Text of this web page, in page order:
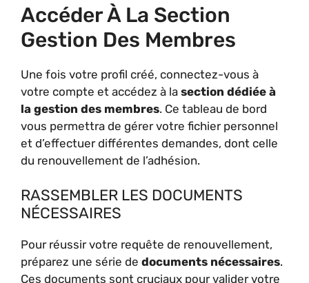
Accéder À La Section
Gestion Des Membres
Une fois votre profil créé, connectez-vous à
votre compte et accédez à la section dédiée à
la gestion des membres. Ce tableau de bord
vous permettra de gérer votre fichier personnel
et d’effectuer différentes demandes, dont celle
du renouvellement de l’adhésion.
RASSEMBLER LES DOCUMENTS
NÉCESSAIRES
Pour réussir votre requête de renouvellement,
préparez une série de documents nécessaires.
Ces documents sont cruciaux pour valider votre